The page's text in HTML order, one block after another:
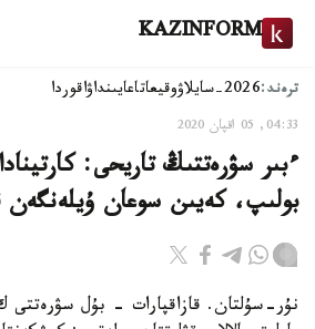
KAZINFORM
ترەند:2026-سايلاۋ وقيعاتاعايىنداۋاقوردا
04:33, 05 اقپان 2020
ءبىر سۋرەتتىڭ تاريحى:
بولىپ، كەيىن سوعان ۇيلەنگەن
نۇر-سۇلتان. قازاقپارات - بۇل